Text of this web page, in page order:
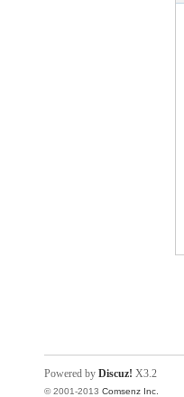
Powered by Discuz! X3.2
© 2001-2013 Comsenz Inc.